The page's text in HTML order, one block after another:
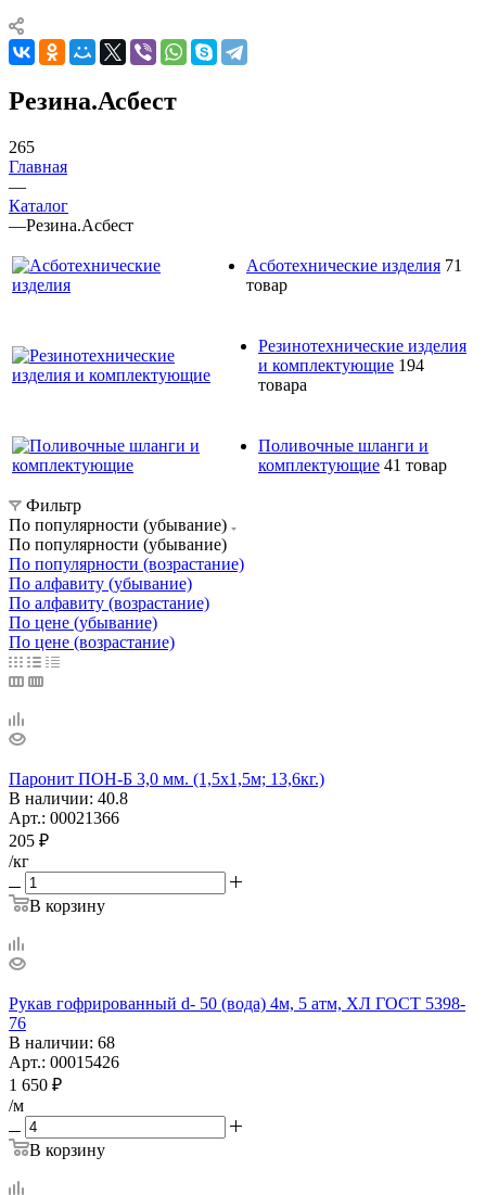
Резина.Асбест
265
Главная
—
Каталог
—Резина.Асбест
Асботехнические изделия 71
товар
Резинотехнические изделия
и комплектующие 194
товара
Поливочные шланги и
комплектующие 41 товар
Фильтр
По популярности (убывание)
По популярности (убывание)
По популярности (возрастание)
По алфавиту (убывание)
По алфавиту (возрастание)
По цене (убывание)
По цене (возрастание)
Паронит ПОН-Б 3,0 мм. (1,5х1,5м; 13,6кг.)
В наличии: 40.8
Арт.: 00021366
205 ₽
/кг
В корзину
Рукав гофрированный d- 50 (вода) 4м, 5 атм, ХЛ ГОСТ 5398-
76
В наличии: 68
Арт.: 00015426
1 650 ₽
/м
В корзину